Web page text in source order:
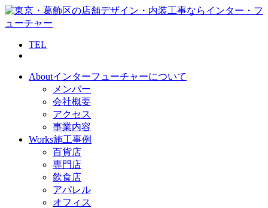
TEL
Aboutインターフューチャーについて
メンバー
会社概要
アクセス
事業内容
Works施工事例
百貨店
専門店
飲食店
アパレル
オフィス